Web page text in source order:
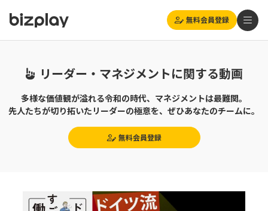
無料会員登録
リーダー・マネジメントに関する動画
多様な価値観が溢れる令和の時代、マネジメントは最難関。
先人たちが切り拓いたリーダーの極意を、ぜひあなたのチームに。
無料会員登録